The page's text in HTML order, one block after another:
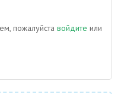
пожалуйста войдите или